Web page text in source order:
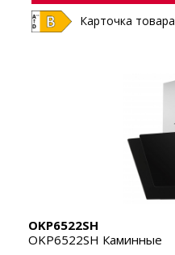
Карточка товара
OKP6522SH
OKP6522SH Каминные